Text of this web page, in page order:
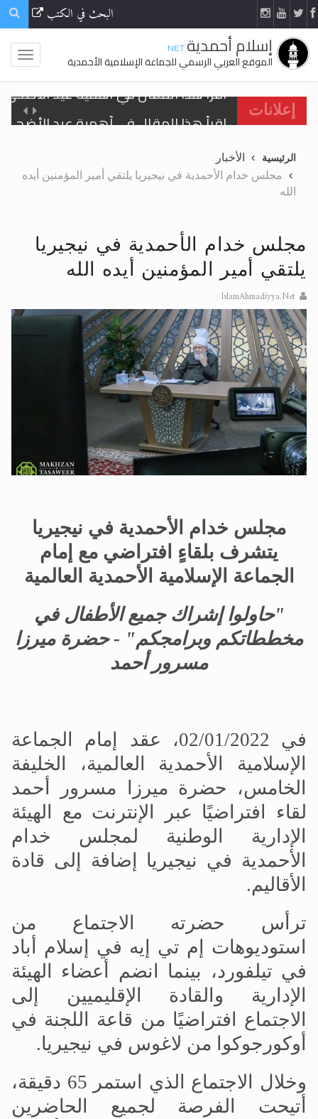
البحث في الكتب
إسلام أحمدية.NET
الموقع العربي الرسمي للجماعة الإسلامية الأحمدية
إعلانات
اقرأ هذا المقال في أهمية عيد
تعميم هامّ لأفراد الجماعة >> المزيد
اقرأ هذا الكتاب وتعرّف على حقيقة
الحجّ.. دلالات، حِكم، وأهداف >> المزيد
اقرأ هذا المقال في أهمية عيد
الرئيسية
الأخبار
مجلس خدام الأحمدية في نيجيريا يلتقي أمير المؤمنين أيده
الله
مجلس خدام الأحمدية في نيجيريا
يلتقي أمير المؤمنين أيده الله
IslamAhmadiyya.Net
مجلس خدام الأحمدية في نيجيريا
يتشرف بلقاءٍ افتراضي مع إمام
الجماعة الإسلامية الأحمدية العالمية
"حاولوا إشراك جميع الأطفال في
مخططاتكم وبرامجكم" - حضرة ميرزا
مسرور أحمد
في 02/01/2022، عقد إمام الجماعة
الإسلامية الأحمدية العالمية، الخليفة
الخامس، حضرة ميرزا مسرور أحمد
لقاء افتراضيًا عبر الإنترنت مع الهيئة
الإدارية الوطنية لمجلس خدام
الأحمدية في نيجيريا إضافة إلى قادة
الأقاليم.
ترأس حضرته الاجتماع من
استوديوهات إم تي إيه في إسلام أباد
في تيلفورد، بينما انضم أعضاء الهيئة
الإدارية والقادة الإقليميين إلى
الاجتماع افتراضيًا من قاعة اللجنة في
أوكورجوكوا من لاغوس في نيجيريا.
وخلال الاجتماع الذي استمر 65 دقيقة،
أتيحت الفرصة لجميع الحاضرين